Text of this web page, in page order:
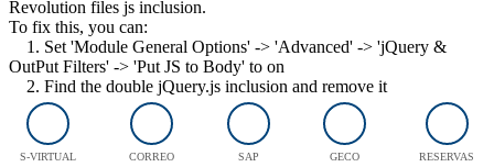
Revolution files js inclusion.
To fix this, you can:
1. Set 'Module General Options' -> 'Advanced' -> 'jQuery &
OutPut Filters' -> 'Put JS to Body' to on
2. Find the double jQuery.js inclusion and remove it
S-VIRTUAL CORREO SAP GECO RESERVAS